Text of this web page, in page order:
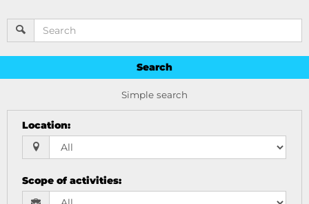
Search
Simple search
Location:
Scope of activities: